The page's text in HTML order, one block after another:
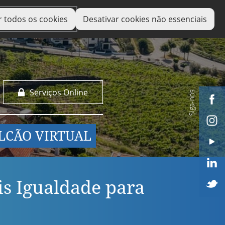
todos os cookies Desativar cookies não essenciais
Serviços Online
VIRTUAL
Siga-nos
Igualdade para